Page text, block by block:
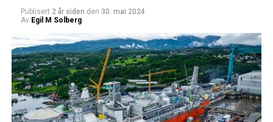
Publisert 2 år siden den 30. mai 2024
Av Egil M Solberg